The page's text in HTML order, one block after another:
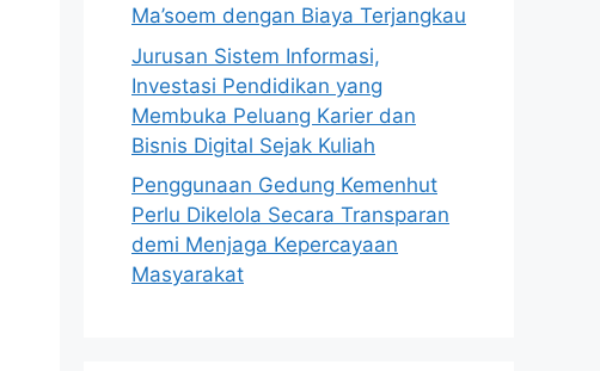
Ma’soem dengan Biaya Terjangkau
Jurusan Sistem Informasi,
Investasi Pendidikan yang
Membuka Peluang Karier dan
Bisnis Digital Sejak Kuliah
Penggunaan Gedung Kemenhut
Perlu Dikelola Secara Transparan
demi Menjaga Kepercayaan
Masyarakat